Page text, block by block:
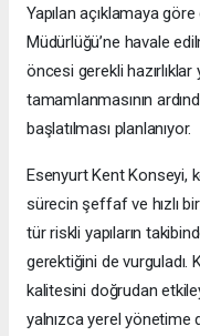
Yapılan açıklamaya göre
Müdürlüğü’ne havale
öncesi gerekli hazırlıklar
tamamlanmasının
başlatılması planlanıyor.
Esenyurt Kent Konseyi,
sürecin şeffaf ve hızlı
tür riskli yapıların
gerektiğini de vurguladı.
kalitesini doğrudan
yalnızca yerel yönetime